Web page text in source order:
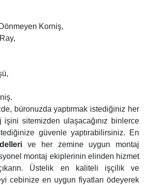
Korniş,
büronuzda yaptırmak istediğiniz her
sitemizden ulaşacağınız binlerce
güvenle yaptırabilirsiniz. En
ve her zemine uygun montaj
montaj ekiplerinin elinden hizmet
Üstelik en kaliteli işçilik ve
cebinize en uygun fiyatları ödeyerek